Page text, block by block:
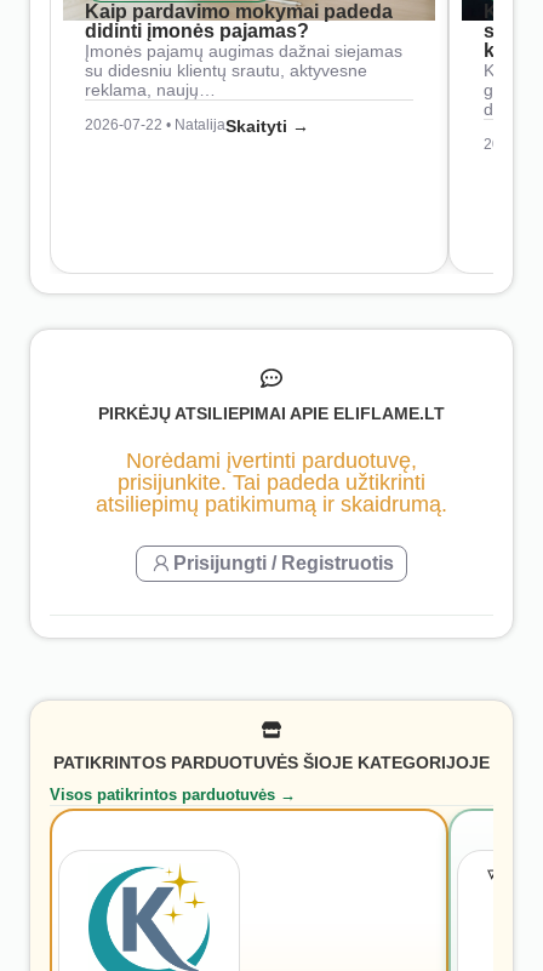
Kaip pardavimo mokymai padeda
didinti įmonės pajamas?
Įmonės pajamų augimas dažnai siejamas
su didesniu klientų srautu, aktyvesne
reklama, naujų…
2026-07-22 • NatalijaSkaityti →
Kaip
2026-
PIRKĖJŲ ATSILIEPIMAI APIE ELIFLAME.LT
Norėdami įvertinti parduotuvę,
prisijunkite. Tai padeda užtikrinti
atsiliepimų patikimumą ir skaidrumą.
Prisijungti / Registruotis
PATIKRINTOS PARDUOTUVĖS ŠIOJE KATEGORIJOJE
Visos patikrintos parduotuvės →